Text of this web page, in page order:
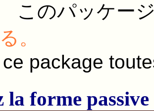
このパッケー
。
package
la forme